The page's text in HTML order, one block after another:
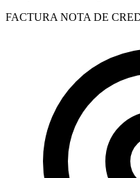
FACTURA NOTA DE